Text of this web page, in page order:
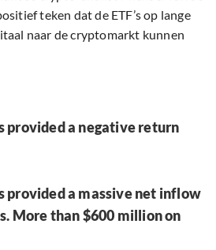
teken dat de ETF’s op lange
naar de cryptomarkt kunnen
provided a negative return
provided a massive net inflow
More than $600 million on